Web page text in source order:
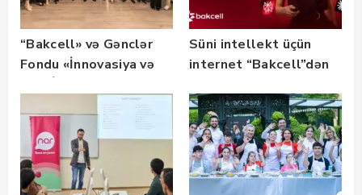
“Bakcell» və Gənclər
Fondu «İnnovasiya və
təqaüd proqramının
qalibləri ilə görüş
keçirib
Süni intellekt üçün
internet “Bakcell”dən